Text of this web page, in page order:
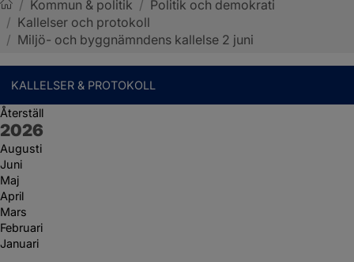
Sotenäs kommun
/ Kommun & politik / Politik och demokrati
/ Kallelser och protokoll
/ Miljö- och byggnämndens kallelse 2 juni
KALLELSER & PROTOKOLL
Återställ
År:
2026
Augusti
Juni
Maj
April
Mars
Februari
Januari